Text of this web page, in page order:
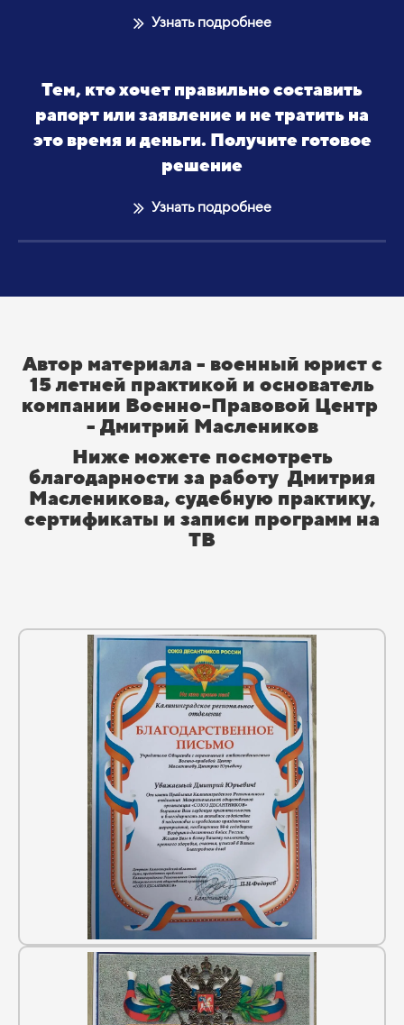
Узнать подробнее
Тем, кто хочет правильно составить
рапорт или заявление и не тратить на
это время и деньги. Получите готовое
решение
Узнать подробнее
Автор материала - военный юрист с
15 летней практикой и основатель
компании Военно-Правовой Центр
- Дмитрий Маслеников
Ниже можете посмотреть
благодарности за работу Дмитрия
Масленикова, судебную практику,
сертификаты и записи программ на
ТВ